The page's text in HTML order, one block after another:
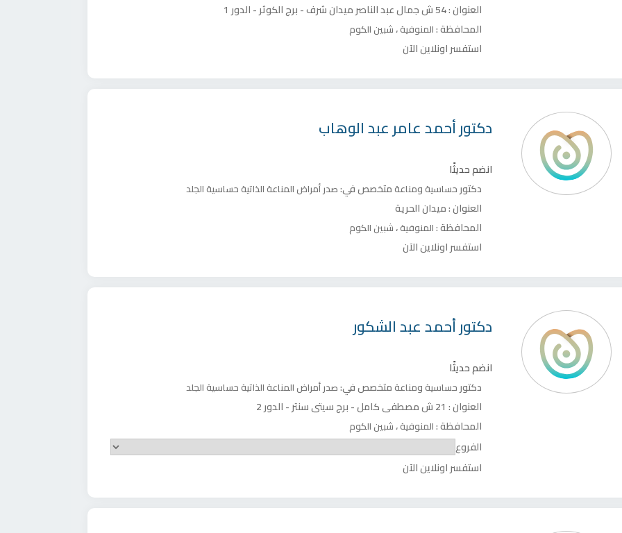
العنوان :54 ش جمال عبد الناصر ميدان شرف - برج الكوثر - الدور 1
المحافظة :المنوفية،شبين الكوم
استفسر اونلاين الآن
دكتورأحمد عامر عبد الوهاب
انضم حديثًا
دكتور حساسية ومناعةمتخصص في:صدرأمراض المناعة الذاتيةحساسية الجلد
العنوان :ميدان الحرية
المحافظة :المنوفية،شبين الكوم
استفسر اونلاين الآن
دكتورأحمد عبد الشكور
انضم حديثًا
دكتور حساسية ومناعةمتخصص في:صدرأمراض المناعة الذاتيةحساسية الجلد
العنوان : 21 ش مصطفى كامل - برج سيتى سنتر - الدور 2
المحافظة :المنوفية،شبين الكوم
الفروع
استفسر اونلاين الآن